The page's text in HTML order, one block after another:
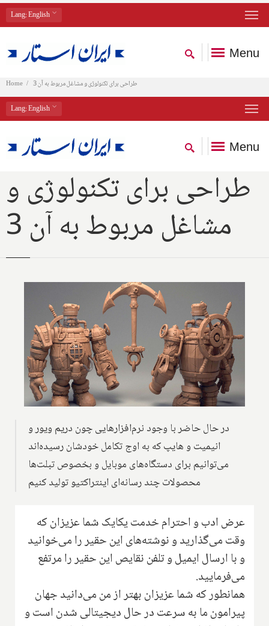
Lang: English
Menu
Home طراحی برای تکنولوژی و مشاغل مربوط به آن 3
Lang: English
Menu
طراحی برای تکنولوژی و
مشاغل مربوط به آن 3
در حال حاضر با وجود نرم‌افزارهایی چون دریم ویور و
انیمیت و هایپ که به اوج تکامل خودشان رسیده‌اند
می‌توانیم برای دستگاه‌های موبایل و بخصوص تبلت‌ها
محصولات چند رسانه‌ای اینتراکتیو تولید کنیم
عرض ادب و احترام خدمت یکایک شما عزیزان که
وقت می‌گذارید و نوشته‌های این حقیر را می‌خوانید
و با ارسال ایمیل و تلفن نقایص این حقیر را مرتفع
می‌فرمایید.
همانطور که شما عزیزان بهتر از من می‌دانید جهان
پیرامون ما به سرعت در حال دیجیتالی شدن است و